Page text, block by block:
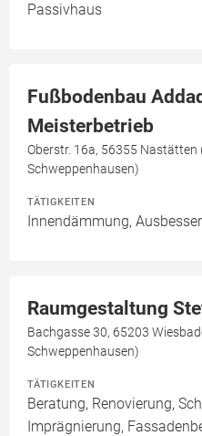
Passivhaus
Fußbodenbau
Meisterbetrieb
Oberstr. 16a, 56355 Nastätten
Schweppenhausen)
TÄTIGKEITEN
Innendämmung,
Raumgestaltung
Bachgasse 30, 65203
Schweppenhausen)
TÄTIGKEITEN
Beratung, Renovierung,
Imprägnierung,